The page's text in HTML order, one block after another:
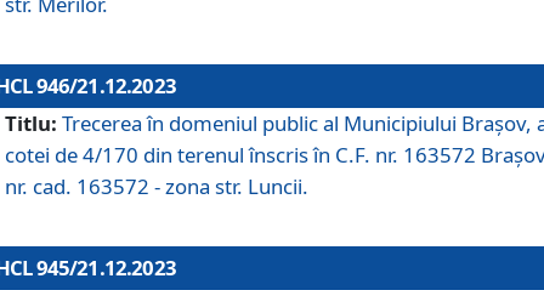
946/21.12.2023
Titlu: Trecerea în domeniul public al Municipiului Braşov,
cotei de 4/170 din terenul înscris în C.F. nr. 163572
nr. cad. 163572 - zona str. Luncii.
945/21.12.2023